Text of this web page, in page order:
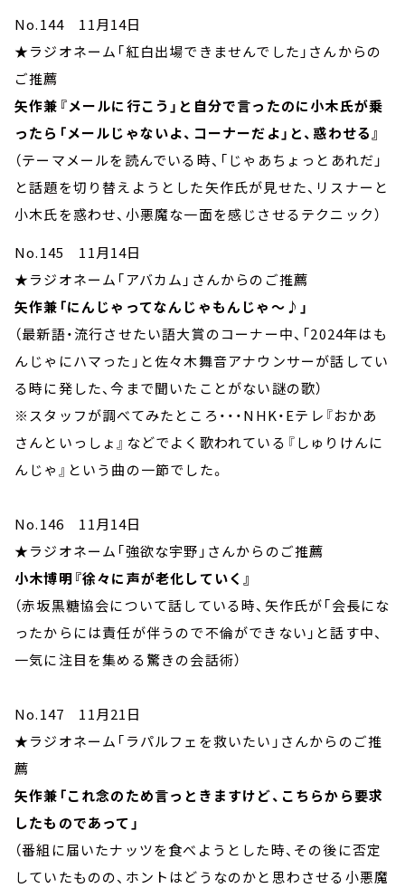
No.144 11月14日
★ラジオネーム「紅白出場できませんでした」さんからの
ご推薦
矢作兼『メールに行こう」と自分で言ったのに小木氏が乗
ったら「メールじゃないよ、コーナーだよ」と、惑わせる』
（テーマメールを読んでいる時、「じゃあちょっとあれだ」
と話題を切り替えようとした矢作氏が見せた、リスナーと
小木氏を惑わせ、小悪魔な一面を感じさせるテクニック）
No.145 11月14日
★ラジオネーム「アバカム」さんからのご推薦
矢作兼「にんじゃってなんじゃもんじゃ～♪」
（最新語・流行させたい語大賞のコーナー中、「2024年はも
んじゃにハマった」と佐々木舞音アナウンサーが話してい
る時に発した、今まで聞いたことがない謎の歌）
※スタッフが調べてみたところ・・・NHK・Eテレ『おかあ
さんといっしょ』などでよく歌われている『しゅりけんに
んじゃ』という曲の一節でした。
No.146 11月14日
★ラジオネーム「強欲な宇野」さんからのご推薦
小木博明『徐々に声が老化していく』
（赤坂黒糖協会について話している時、矢作氏が「会長にな
ったからには責任が伴うので不倫ができない」と話す中、
一気に注目を集める驚きの会話術）
No.147 11月21日
★ラジオネーム「ラパルフェを救いたい」さんからのご推
薦
矢作兼「これ念のため言っときますけど、こちらから要求
したものであって」
（番組に届いたナッツを食べようとした時、その後に否定
していたものの、ホントはどうなのかと思わさせる小悪魔